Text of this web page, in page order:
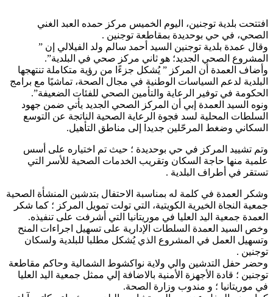
افتتحت بلدية توجنين، اليوم الخميس مركز حمده العبد الغني
الصحي، في حي بوحديدة بمقاطعة توجنين .
وقال عمدة بلدية توجنين السيد أحمد سالم ولد الفيلالي إن ”
المشروع الصحي الجديد؛ هو ثاني مركز صحي في البلدية”.
وأضاف العمدة أن المركز ” يُشكل جزءًا من رؤية متكاملة تنتهجها
البلدية لدعم السياسات الوطنية في مجال الصحة، تماشيًا مع برامج
الحكومة في توفير الرعاية والتأمين الصحي للفئات الضعيفة”.
ونوه السيد العمدة إبي أن المركز الصحي الجديد يأتي ضمن جهود
السلطات المحلية لسد فجوة الرعاية الصحية الناتجة عن التوسع
السكاني وضغط المرحّلين جديدا إلى مناطق التأهيل.
وتم تشييد المركز في حي بوحديدة ؛ حيث تم اختياره على أسس
علمية منها حاجة السكان وتقريب الخدمات الصحية للأسر التي
تستقر في أطراف البلدية .
وشكر العمدة في كلمة له بمناسبة الاحتفال بتدشين المنشأة الصحية
جمعية النجاة الخيرية الكويتية، التي تولت تمويل المركز ؛ كما شكر
العمدة جمعية اليد العليا في موريتانيا التي أشرفت على تنفيذه.
وخص السيد العمدة السلطات الإدارية على تسهيل اجراءات المنح
وتسهيل العمل في المشروع الذي يُشكل مطلبا للبلدية ولسكان
توجنين .
وحضر حفل التدشين والي ولاية نواكشوط الشمالية وحاكم مقاطعة
توجنين ؛ قادة الأجهزة الأمنية بالاضافة إلي ممثل جمعية اليد العليا
في موريتانيا ؛ و مندوب وزارة الصحة.